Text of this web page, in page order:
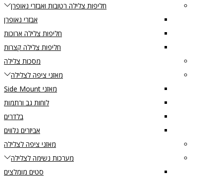
חליפות צלילה רטובות ואבזרי נאופרן
אבזרי נאופרן
חליפות צלילה ארוכות
חליפות צלילה קצרות
מסכות צלילה
מאזני ציפה לצלילה
מאזני Side Mount
לוחות גב ורתמות
בלדרים
אביזרים נלווים
מאזני ציפה לצלילה
מערכות נשימה לצלילה
סטים מומלצים